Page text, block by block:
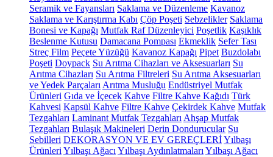
Seramik ve Fayansları Saklama ve Düzenleme Kavanoz
Saklama ve Karıştırma Kabı Çöp Poşeti Sebzelikler Saklama
Bonesi ve Kapağı Mutfak Raf Düzenleyici Poşetlik Kaşıklık
Beslenme Kutusu Damacana Pompası Ekmeklik Sefer Tası
Streç Film Peçete Yüzüğü Kavanoz Kapağı Pipet Buzdolabı
Poşeti Doypack Su Arıtma Cihazları ve Aksesuarları Su
Arıtma Cihazları Su Arıtma Filtreleri Su Arıtma Aksesuarları
ve Yedek Parçaları Arıtma Musluğu Endüstriyel Mutfak
Ürünleri Gıda ve İçecek Kahve Filtre Kahve Kağıdı Türk
Kahvesi Kapsül Kahve Filtre Kahve Çekirdek Kahve Mutfak
Tezgahları Laminant Mutfak Tezgahları Ahşap Mutfak
Tezgahları Bulaşık Makineleri Derin Dondurucular Su
Sebilleri DEKORASYON VE EV GEREÇLERİYılbaşı
Ürünleri Yılbaşı Ağacı Yılbaşı Aydınlatmaları Yılbaşı Ağacı